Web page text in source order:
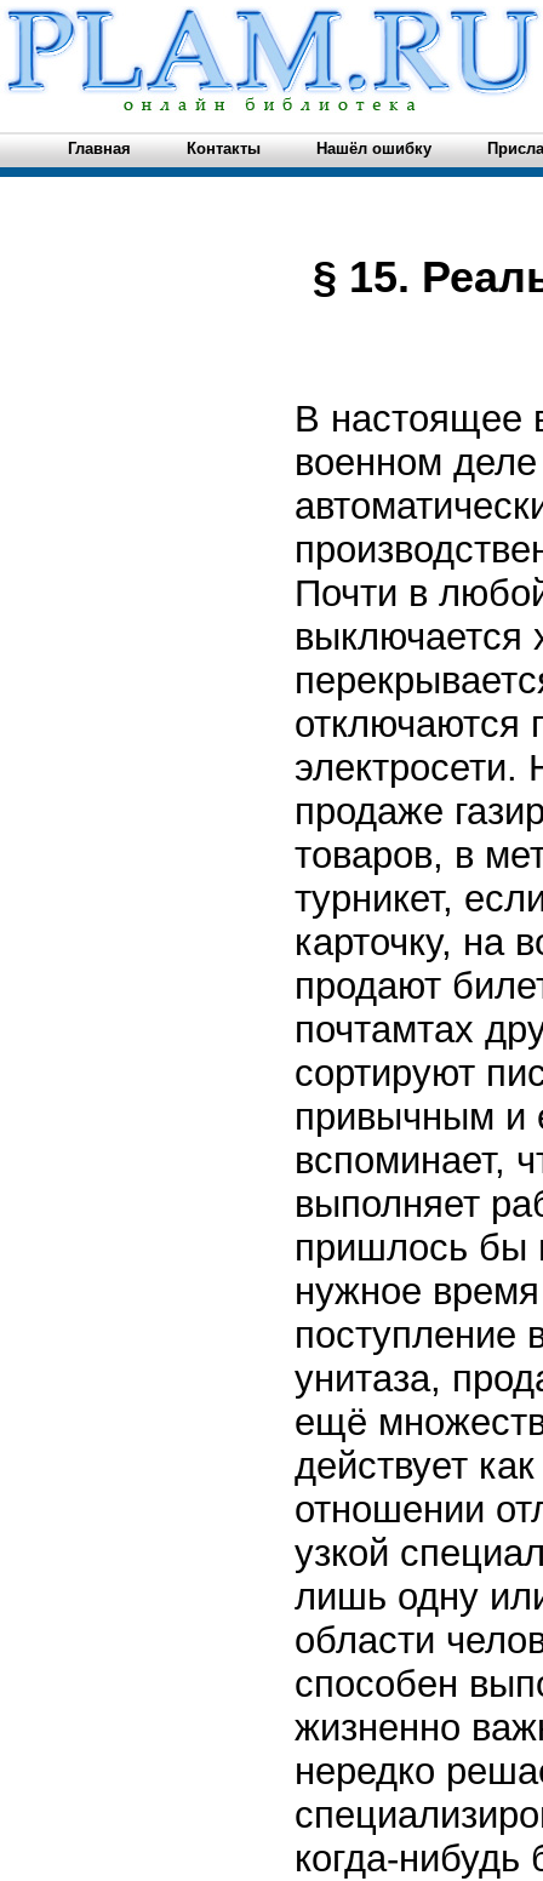
Главная Контакты Нашёл ошибку
§ 15.
В настоящее
военном
Почти в
выключается
отключаются
продаже
товаров, в
турникет,
карточку, на
продают
почтамтах
сортируют
привычным и
вспоминает,
выполняет
пришлось бы
нужное
поступление
унитаза,
ещё
действует
отношении
узкой
лишь одну
области
способен
жизненно
нередко
когда-нибудь